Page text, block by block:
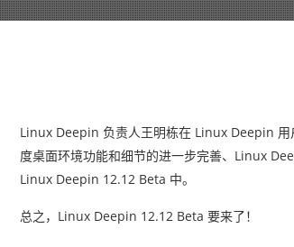
Linux Deepin 负责人王明栋在 Linux Deepin
度桌面环境功能和细节的进一步完善、Linux
Linux Deepin 12.12 Beta 中。
总之，Linux Deepin 12.12 Beta 要来了！